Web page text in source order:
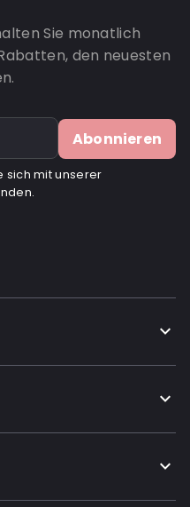
Sie monatlich
den neuesten
Abonnieren
sich mit unserer